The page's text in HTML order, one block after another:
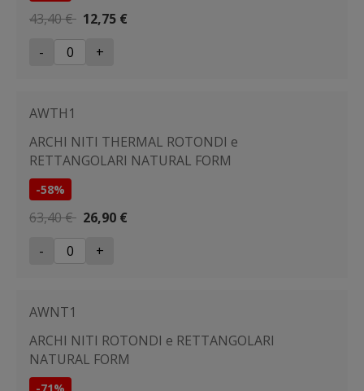
43,40 € 12,75 €
-
+
AWTH1
ARCHI NITI THERMAL ROTONDI e
RETTANGOLARI NATURAL FORM
-58%
63,40 € 26,90 €
-
+
AWNT1
ARCHI NITI ROTONDI e RETTANGOLARI
NATURAL FORM